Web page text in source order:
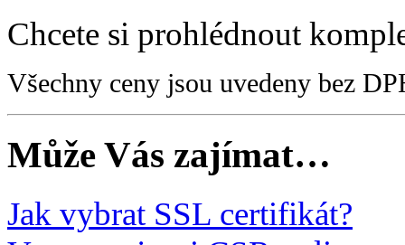
Chcete si prohlédnout
Všechny ceny jsou uvedeny bez
Může Vás zajímat…
Jak vybrat SSL certifikát?